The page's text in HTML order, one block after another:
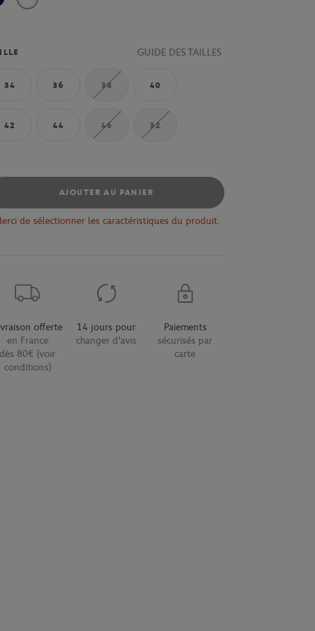
Marine
Ecru
GUIDE DES TAILLES
34 36 38 40
42 44 46 32
AJOUTER AU PANIER
de sélectionner les caractéristiques du produit.
offerte
en France
dès 80€ (voir
conditions)
14 jours pour
changer d'avis
Paiements
sécurisés par
carte